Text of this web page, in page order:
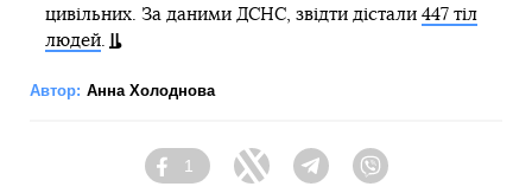
цивільних. За даними ДСНС, звідти дістали 447 тіл
людей.
Автор: Анна Холоднова
Facebook
1
Twitter TelegramViber